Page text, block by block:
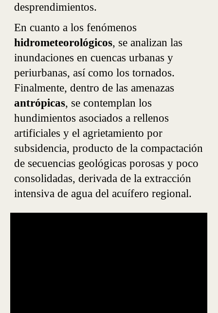
desprendimientos.
En cuanto a los fenómenos
hidrometeorológicos, se analizan las
inundaciones en cuencas urbanas y
periurbanas, así como los tornados.
Finalmente, dentro de las amenazas
antrópicas, se contemplan los
hundimientos asociados a rellenos
artificiales y el agrietamiento por
subsidencia, producto de la compactación
de secuencias geológicas porosas y poco
consolidadas, derivada de la extracción
intensiva de agua del acuífero regional.